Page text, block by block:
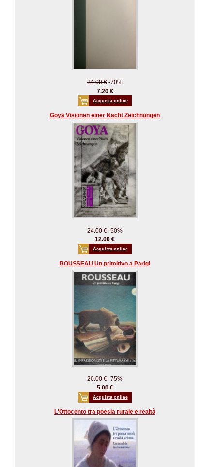
24.00 € -70%
7.20 €
Acquista online
Goya Visionen einer Nacht Zeichnungen
24.00 € -50%
12.00 €
Acquista online
ROUSSEAU Un primitivo a Parigi
20.00 € -75%
5.00 €
Acquista online
L'Ottocento tra poesia rurale e realtà